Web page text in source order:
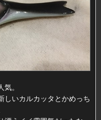
。
しいカルカッタとかめっち